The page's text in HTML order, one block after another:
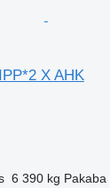
X AHK
6 390 kg Pakaba